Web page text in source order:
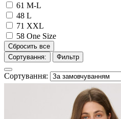
61 M-L
48 L
71 XXL
58 One Size
Сортування: Фильтр
Сортування: